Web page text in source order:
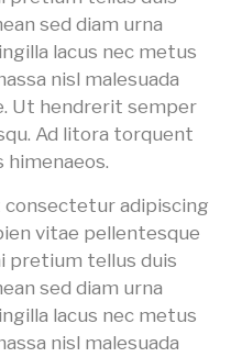
sed diam urna
lacus nec metus
nisl malesuada
Ut hendrerit semper
Ad litora torquent
adipiscing
vitae pellentesque
pretium tellus duis
sed diam urna
lacus nec metus
nisl malesuada